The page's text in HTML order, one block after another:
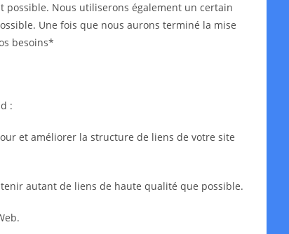
possible. Nous utiliserons également un certain
Une fois que nous aurons terminé la mise
besoins*
:
et améliorer la structure de liens de votre site
autant de liens de haute qualité que possible.